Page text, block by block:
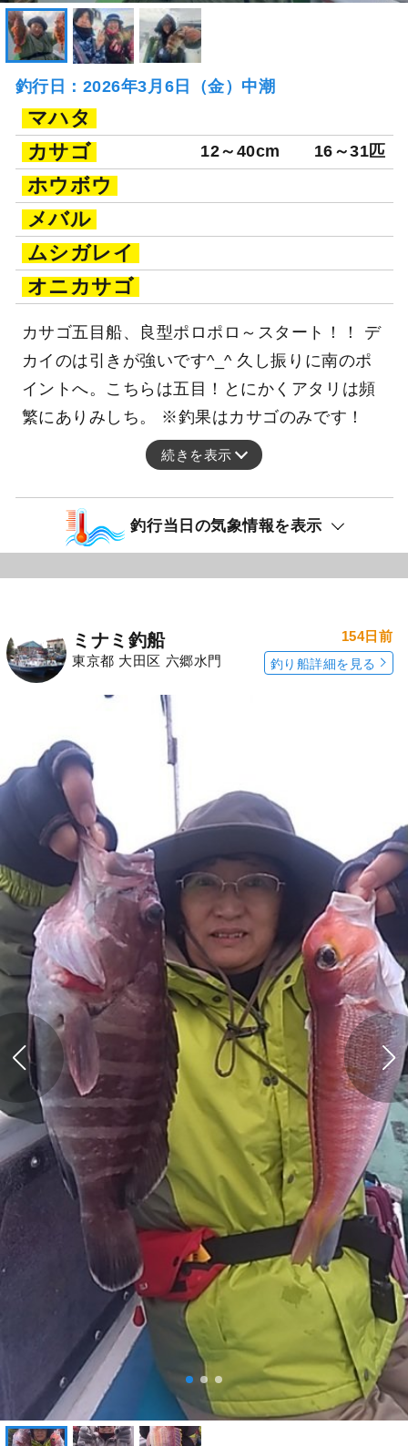
釣行日：2026年3月6日（金）中潮
マハタ
カサゴ
12～40cm 16～31匹
ホウボウ
メバル
ムシガレイ
オニカサゴ
カサゴ五目船、良型ポロポロ～スタート！！ デ
カイのは引きが強いです^_^ 久し振りに南のポ
イントへ。こちらは五目！とにかくアタリは頻
繁にありみしち。 ※釣果はカサゴのみです！
続きを表示
釣行当日の気象情報を表示
ミナミ釣船
東京都 大田区 六郷水門
154日前
釣り船詳細を見る